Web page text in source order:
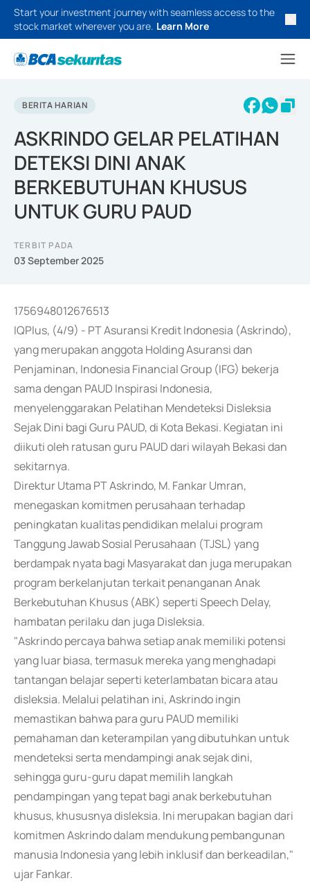
Start your investment journey with seamless access to the
stock market wherever you are. Learn More
BERITA HARIAN
ASKRINDO GELAR PELATIHAN
DETEKSI DINI ANAK
BERKEBUTUHAN KHUSUS
UNTUK GURU PAUD
TERBIT PADA
03 September 2025
1756948012676513
IQPlus, (4/9) - PT Asuransi Kredit Indonesia (Askrindo),
yang merupakan anggota Holding Asuransi dan
Penjaminan, Indonesia Financial Group (IFG) bekerja
sama dengan PAUD Inspirasi Indonesia,
menyelenggarakan Pelatihan Mendeteksi Disleksia
Sejak Dini bagi Guru PAUD, di Kota Bekasi. Kegiatan ini
diikuti oleh ratusan guru PAUD dari wilayah Bekasi dan
sekitarnya.
Direktur Utama PT Askrindo, M. Fankar Umran,
menegaskan komitmen perusahaan terhadap
peningkatan kualitas pendidikan melalui program
Tanggung Jawab Sosial Perusahaan (TJSL) yang
berdampak nyata bagi Masyarakat dan juga merupakan
program berkelanjutan terkait penanganan Anak
Berkebutuhan Khusus (ABK) seperti Speech Delay,
hambatan perilaku dan juga Disleksia.
"Askrindo percaya bahwa setiap anak memiliki potensi
yang luar biasa, termasuk mereka yang menghadapi
tantangan belajar seperti keterlambatan bicara atau
disleksia. Melalui pelatihan ini, Askrindo ingin
memastikan bahwa para guru PAUD memiliki
pemahaman dan keterampilan yang dibutuhkan untuk
mendeteksi serta mendampingi anak sejak dini,
sehingga guru-guru dapat memilih langkah
pendampingan yang tepat bagi anak berkebutuhan
khusus, khususnya disleksia. Ini merupakan bagian dari
komitmen Askrindo dalam mendukung pembangunan
manusia Indonesia yang lebih inklusif dan berkeadilan,"
ujar Fankar.